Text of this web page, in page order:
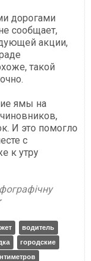
дорогами
сообщает,
акции,
такой
ямы на
И это помогло
с
к утру
водитель
городские